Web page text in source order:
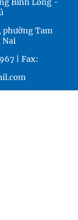
Bình Long -
phường Tam
Nai
| Fax: